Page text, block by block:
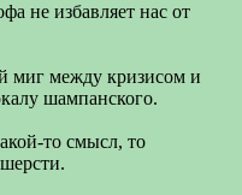
не избавляет нас от
миг между кризисом и
шампанского.
то смысл, то